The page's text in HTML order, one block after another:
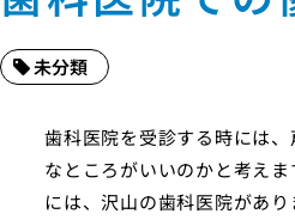
未分類
歯科医院を受診する時には
なところがいいのかと考え
には、沢山の歯科医院があ